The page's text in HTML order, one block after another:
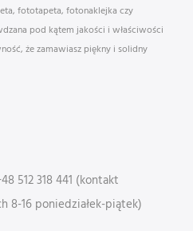
fototapeta, fotonaklejka czy
pod kątem jakości i właściwości
że zamawiasz piękny i solidny
512 318 441 (kontakt
8-16 poniedziałek-piątek)